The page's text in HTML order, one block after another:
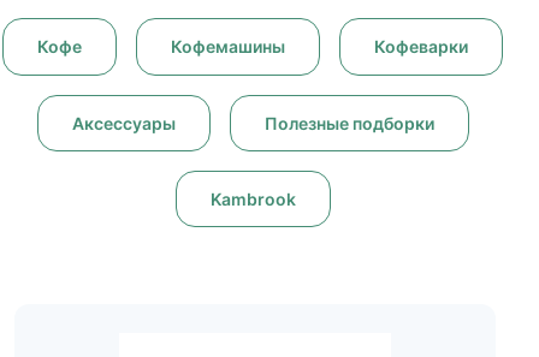
Кофе Кофемашины Кофеварки
Аксессуары Полезные подборки
Kambrook